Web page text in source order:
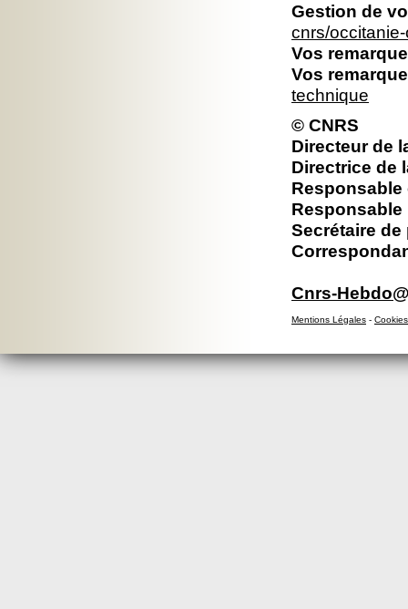
Gestion de
cnrs/
Vos
Vos
technique
© CNRS
Directeur de
Directrice de
Responsable
Responsable
Secrétaire
Cnrs-
Mentions Légales - Cookies